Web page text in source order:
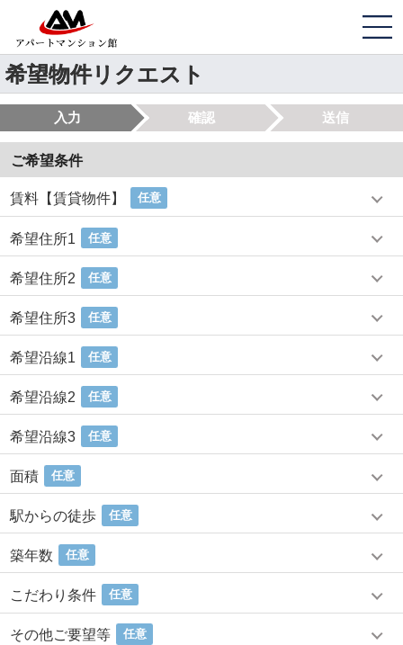
希望物件リクエスト
入力 確認 送信
ご希望条件
賃料【賃貸物件】 任意
希望住所1 任意
希望住所2 任意
希望住所3 任意
希望沿線1 任意
希望沿線2 任意
希望沿線3 任意
面積 任意
駅からの徒歩 任意
築年数 任意
こだわり条件 任意
その他ご要望等 任意